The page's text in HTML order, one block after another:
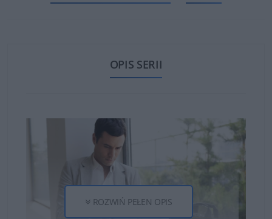
OPIS SERII
ROZWIŃ PEŁEN OPIS